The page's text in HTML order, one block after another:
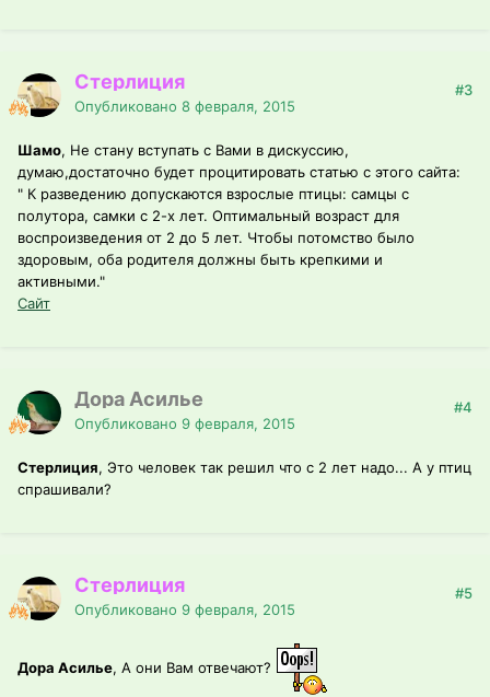
Стерлиция
Опубликовано 8 февраля, 2015
#3
Шамо, Не стану вступать с Вами в дискуссию,
думаю,достаточно будет процитировать статью с этого сайта:
" К разведению допускаются взрослые птицы: самцы с
полутора, самки с 2-х лет. Оптимальный возраст для
воспроизведения от 2 до 5 лет. Чтобы потомство было
здоровым, оба родителя должны быть крепкими и
активными."
Сайт
Дора Асилье
Опубликовано 9 февраля, 2015
#4
Стерлиция, Это человек так решил что с 2 лет надо... А у птиц
спрашивали?
Стерлиция
Опубликовано 9 февраля, 2015
#5
Дора Асилье, А они Вам отвечают?